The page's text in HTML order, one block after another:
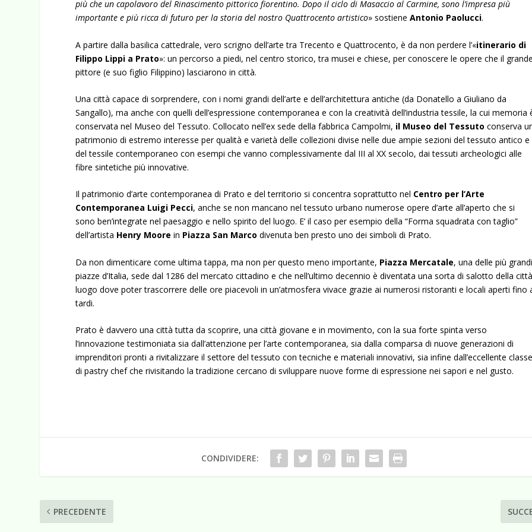
più che un capolavoro del Rinascimento pittorico fiorentino. Dopo il ciclo di Masaccio al Carmine, sono l’impresa più
importante e più ricca di futuro per la storia del nostro Quattrocento artistico» sostieneAntonio Paolucci.
A partire dalla basilica cattedrale, vero scrigno dell’arte tra Trecento e Quattrocento, è da non perdere l’«itinerario di
Filippo Lippi a Prato»: un percorso a piedi, nel centro storico, tra musei e chiese, per conoscere le opere che il grande
pittore (e suo figlio Filippino) lasciarono in città.
Una città capace di sorprendere, con i nomi grandi dell’arte e dell’architettura antiche (da Donatello a Giuliano da
Sangallo), ma anche con quelli dell’espressione contemporanea e con la creatività dell’industria tessile, la cui memoria
conservata nel Museo del Tessuto. Collocato nell’ex sede della fabbrica Campolmi, il Museo del Tessutoconserva
patrimonio di estremo interesse per qualità e varietà delle collezioni divise nelle due ampie sezioni del tessuto antico e
del tessile contemporaneo con esempi che vanno complessivamente dal III al XX secolo, dai tessuti archeologici alle
fibre sintetiche più innovative.
Il patrimonio d’arte contemporanea di Prato e del territorio si concentra soprattutto nel Centro per l’Arte
Contemporanea Luigi Pecci, anche se non mancano nel tessuto urbano numerose opere d’arte all’aperto che si
sono ben’integrate nel paesaggio e nello spirito del luogo. E’ il caso per esempio della “Forma squadrata con taglio”
dell’artista Henry Moore in Piazza San Marco divenuta ben presto uno dei simboli di Prato.
Da non dimenticare come ultima tappa, ma non per questo meno importante, Piazza Mercatale, una delle più grandi
piazze d’Italia, sede dal 1286 del mercato cittadino e che nell’ultimo decennio è diventata una sorta di salotto della città
luogo dove poter trascorrere delle ore piacevoli in un’atmosfera vivace grazie ai numerosi ristoranti e locali aperti fino
tardi.
Prato è davvero una città tutta da scoprire, una città giovane e in movimento, con la sua forte spinta verso
l’innovazione testimoniata sia dall’attenzione per l’arte contemporanea, sia dalla comparsa di nuove generazioni di
imprenditori pronti a rivitalizzare il settore del tessuto con tecniche e materiali innovativi, sia infine dall’eccellente classe
di pastry chef che rivisitando la tradizione cercano di sviluppare nuove forme di espressione nei sapori e nel gusto.
CONDIVIDERE:
PRECEDENTE